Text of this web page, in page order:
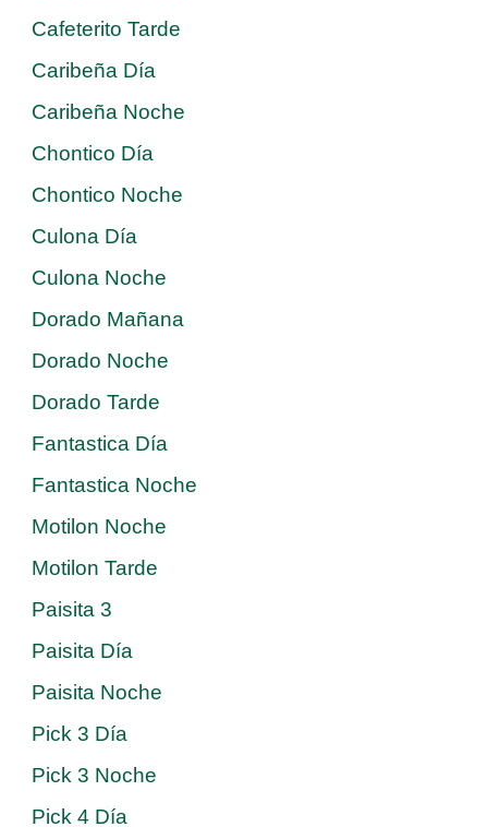
Cafeterito Tarde
Caribeña Día
Caribeña Noche
Chontico Día
Chontico Noche
Culona Día
Culona Noche
Dorado Mañana
Dorado Noche
Dorado Tarde
Fantastica Día
Fantastica Noche
Motilon Noche
Motilon Tarde
Paisita 3
Paisita Día
Paisita Noche
Pick 3 Día
Pick 3 Noche
Pick 4 Día